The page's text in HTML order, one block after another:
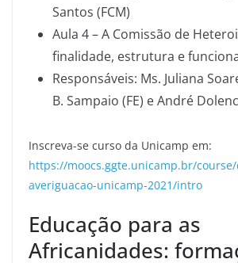
Santos (FCM)
Aula 4 – A Comissão de
finalidade, estrutura e
Responsáveis: Ms. Juliana
B. Sampaio (FE) e André
Inscreva-se curso da Unicamp em:
https://moocs.ggte.unicamp.br/course/
averiguacao-unicamp-2021/intro
Educação para as
Africanidades: